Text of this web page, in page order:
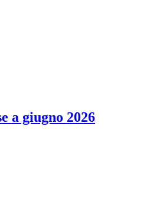
a giugno 2026